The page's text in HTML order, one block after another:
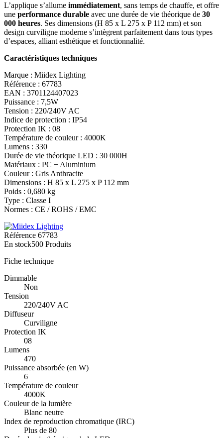
L’applique s’allume immédiatement, sans temps de chauffe, et offre
une performance durable avec une durée de vie théorique de 30
000 heures. Ses dimensions (H 85 x L 275 x P 112 mm) et son
design curviligne moderne s’intègrent parfaitement dans tous types
d’espaces, alliant esthétique et fonctionnalité.
Caractéristiques techniques
Marque : Miidex Lighting
Référence : 67783
EAN : 3701124407023
Puissance : 7,5W
Tension : 220/240V AC
Indice de protection : IP54
Protection IK : 08
Température de couleur : 4000K
Lumens : 330
Durée de vie théorique LED : 30 000H
Matériaux : PC + Aluminium
Couleur : Gris Anthracite
Dimensions : H 85 x L 275 x P 112 mm
Poids : 0,680 kg
Type : Classe I
Normes : CE / ROHS / EMC
Référence 67783
En stock500 Produits
Fiche technique
Dimmable
Non
Tension
220/240V AC
Diffuseur
Curviligne
Protection IK
08
Lumens
470
Puissance absorbée (en W)
6
Température de couleur
4000K
Couleur de la lumière
Blanc neutre
Index de reproduction chromatique (IRC)
Plus de 80